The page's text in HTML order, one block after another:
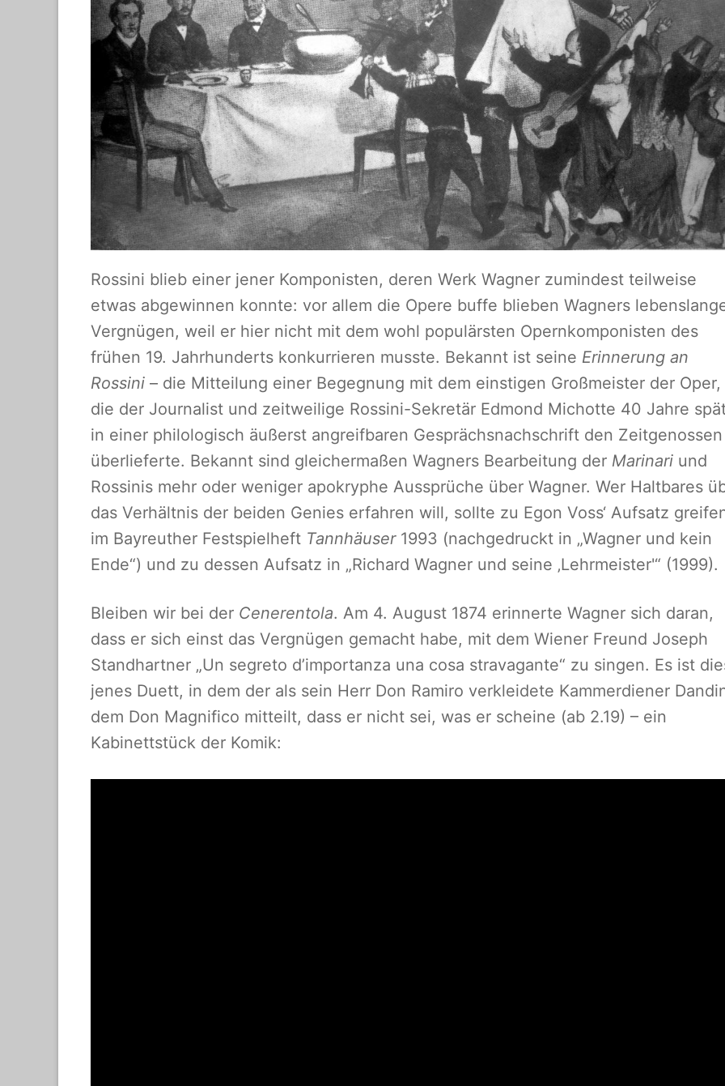
Rossini blieb einer jener Komponisten, deren Werk Wagner zumindest teilweise
etwas abgewinnen konnte: vor allem die Opere buffe blieben Wagners
Vergnügen, weil er hier nicht mit dem wohl populärsten Opernkomponisten des
frühen 19. Jahrhunderts konkurrieren musste. Bekannt ist seine Erinnerung an
Rossini – die Mitteilung einer Begegnung mit dem einstigen Großmeister der Oper,
die der Journalist und zeitweilige Rossini-Sekretär Edmond Michotte 40 Jahre
in einer philologisch äußerst angreifbaren Gesprächsnachschrift den Zeitgenossen
überlieferte. Bekannt sind gleichermaßen Wagners Bearbeitung der Marinari und
Rossinis mehr oder weniger apokryphe Aussprüche über Wagner. Wer Haltbares
das Verhältnis der beiden Genies erfahren will, sollte zu Egon Voss‘ Aufsatz
im Bayreuther Festspielheft Tannhäuser 1993 (nachgedruckt in „Wagner und kein
Ende“) und zu dessen Aufsatz in „Richard Wagner und seine ‚Lehrmeister'“ (1999).
Bleiben wir bei der Cenerentola. Am 4. August 1874 erinnerte Wagner sich daran,
dass er sich einst das Vergnügen gemacht habe, mit dem Wiener Freund Joseph
Standhartner „Un segreto d’importanza una cosa stravagante“ zu singen. Es ist
jenes Duett, in dem der als sein Herr Don Ramiro verkleidete Kammerdiener
dem Don Magnifico mitteilt, dass er nicht sei, was er scheine (ab 2.19) – ein
Kabinettstück der Komik: